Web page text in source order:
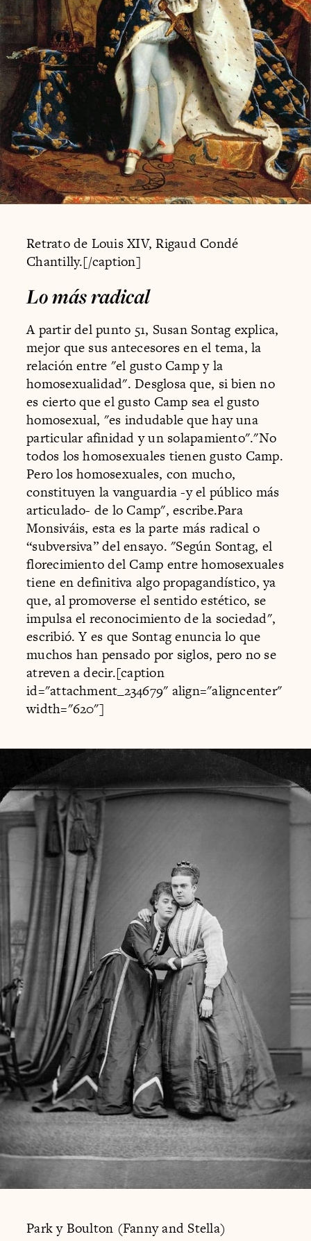
Retrato de Louis XIV, Rigaud Condé
Chantilly.[/caption]
Lo más radical
A partir del punto 51, Susan Sontag explica,
mejor que sus antecesores en el tema, la
relación entre "el gusto Camp y la
homosexualidad". Desglosa que, si bien no
es cierto que el gusto Camp sea el gusto
homosexual, "es indudable que hay una
particular afinidad y un solapamiento"."No
todos los homosexuales tienen gusto Camp.
Pero los homosexuales, con mucho,
constituyen la vanguardia -y el público más
articulado- de lo Camp", escribe.Para
Monsiváis, esta es la parte más radical o
“subversiva” del ensayo. "Según Sontag, el
florecimiento del Camp entre homosexuales
tiene en definitiva algo propagandístico, ya
que, al promoverse el sentido estético, se
impulsa el reconocimiento de la sociedad",
escribió. Y es que Sontag enuncia lo que
muchos han pensado por siglos, pero no se
atreven a decir.[caption
id="attachment_234679" align="aligncenter"
width="620"]
Park y Boulton (Fanny and Stella)